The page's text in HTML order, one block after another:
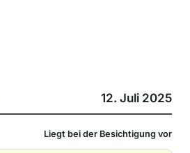
12. Juli 2025
Liegt bei der Besichtigung vor